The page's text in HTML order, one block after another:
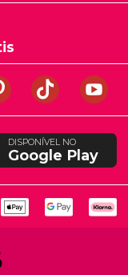
DISPONÍVEL NO
Google Play